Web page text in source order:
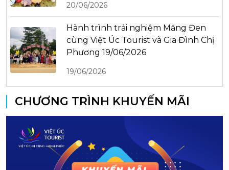
20/06/2026
Hành trình trải nghiệm Măng Đen
cùng Việt Úc Tourist và Gia Đình Chị
Phương 19/06/2026
19/06/2026
CHƯƠNG TRÌNH KHUYẾN MÃI